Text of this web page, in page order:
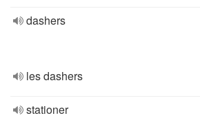
dashers
les dashers
stationer